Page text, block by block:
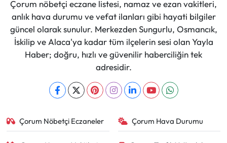
Çorum nöbetçi eczane listesi, namaz ve ezan vakitleri,
anlık hava durumu ve vefat ilanları gibi hayati bilgiler
güncel olarak sunulur. Merkezden Sungurlu, Osmancık,
İskilip ve Alaca'ya kadar tüm ilçelerin sesi olan Yayla
Haber; doğru, hızlı ve güvenilir haberciliğin tek
adresidir.
Çorum Nöbetçi Eczaneler Çorum Hava Durumu